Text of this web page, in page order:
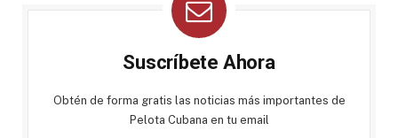
Suscríbete Ahora
Obtén de forma gratis las noticias más importantes de
Pelota Cubana en tu email